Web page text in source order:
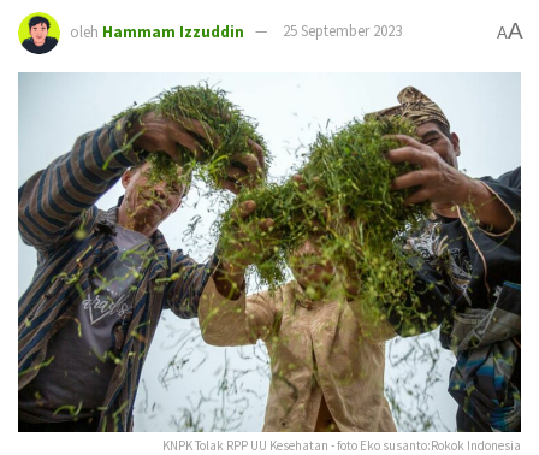
oleh Hammam Izzuddin 25 September 2023 AA
KNPK Tolak RPP UU Kesehatan - foto Eko susanto:Rokok Indonesia